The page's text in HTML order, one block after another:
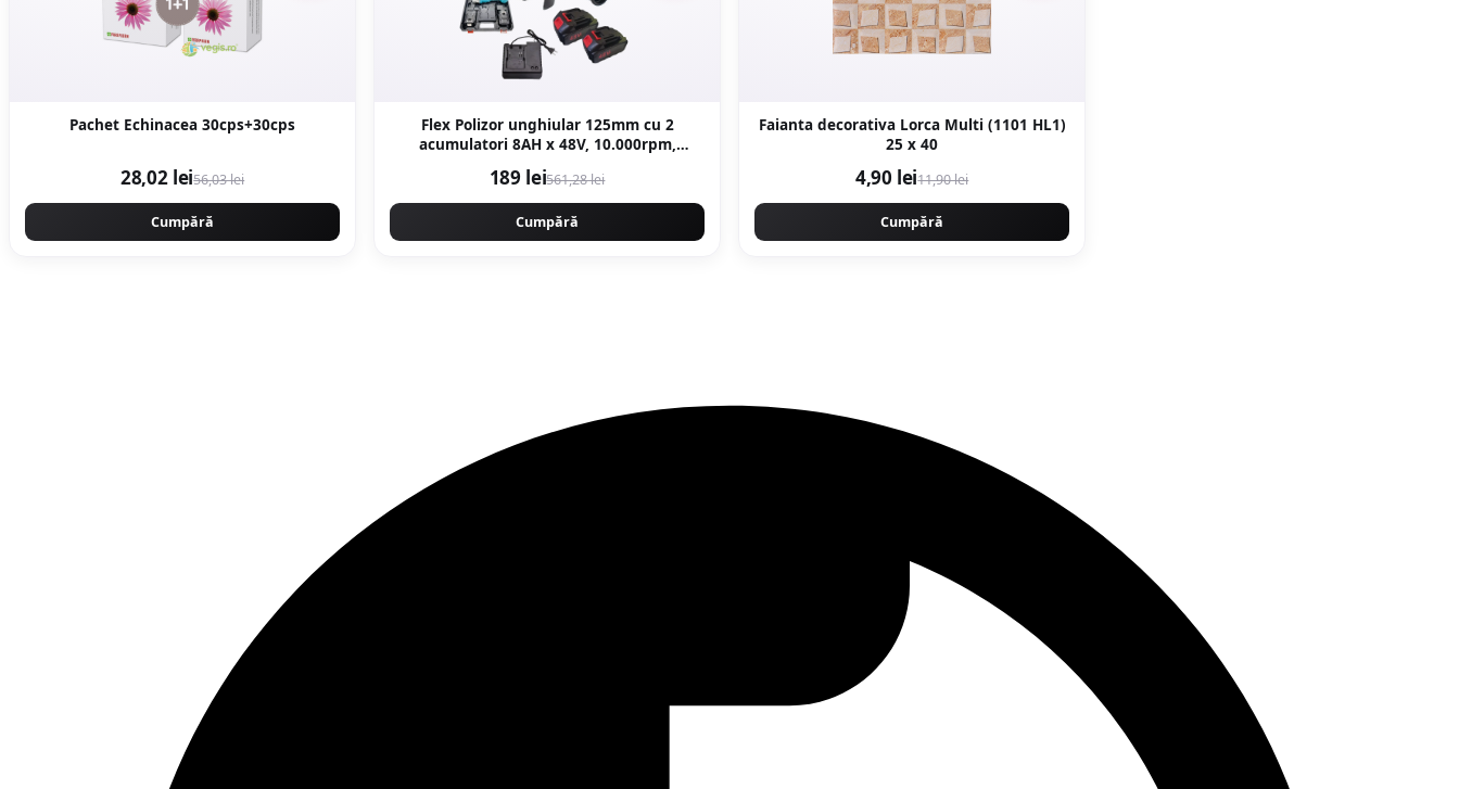
Pachet Echinacea 30cps+30cps
28,02 lei56,03 lei
Cumpără
Flex Polizor unghiular 125mm cu 2
acumulatori 8AH x 48V, 10.000rpm,
189 lei561,28 lei
Cumpără
Faianta decorativa Lorca Multi (1101 HL1)
25 x 40
4,90 lei11,90 lei
Cumpără